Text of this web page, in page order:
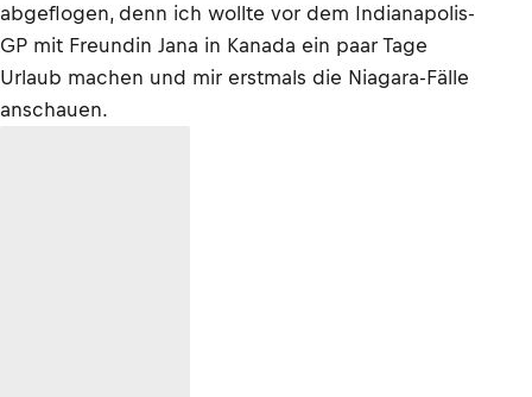
abgeflogen, denn ich wollte vor dem Indianapolis-
GP mit Freundin Jana in Kanada ein paar Tage
Urlaub machen und mir erstmals die Niagara-Fälle
anschauen.